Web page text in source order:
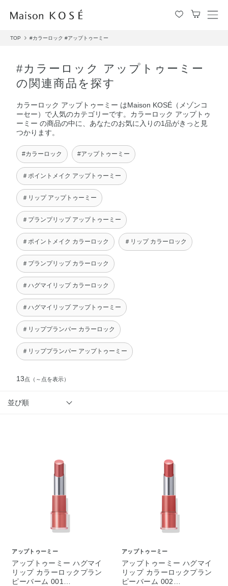
メ
TOP #カラーロック #アップトゥーミー
#カラーロック アップトゥーミー
の関連商品を探す
カラーロック アップトゥーミー はMaison KOSÉ（メゾンコ
ーセー）で人気のカテゴリーです。カラーロック アップトゥ
ーミー の商品の中に、あなたのお気に入りの1品がきっと見
つかります。
#カラーロック #アップトゥーミー
＃ポイントメイク アップトゥーミー
＃リップ アップトゥーミー
＃プランプリップ アップトゥーミー
＃ポイントメイク カラーロック ＃リップ カラーロック
＃プランプリップ カラーロック
＃ハグマイリップ カラーロック
＃ハグマイリップ アップトゥーミー
＃リッププランパー カラーロック
＃リッププランパー アップトゥーミー
13点 （～点を表示）
並び順
アップトゥーミー
アップトゥーミー ハグマイ
リップ カラーロックプラン
ピーバーム 001…
アップトゥーミー
アップトゥーミー ハグマイ
リップ カラーロックプラン
ピーバーム 002…